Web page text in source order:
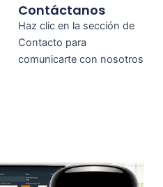
Contáctanos
Haz clic en la sección de
Contacto para
comunicarte con nosotros